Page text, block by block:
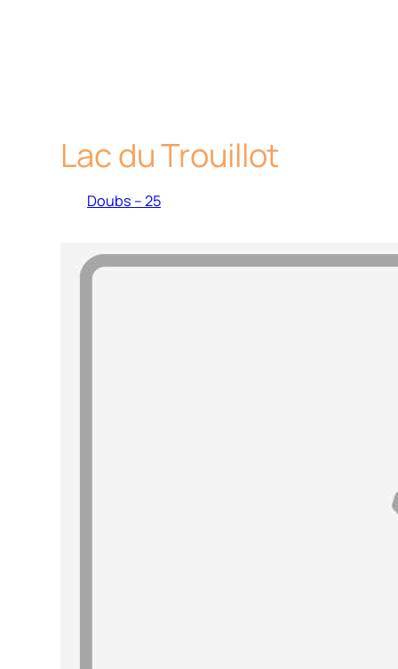
Lac du Trouillot
Doubs – 25